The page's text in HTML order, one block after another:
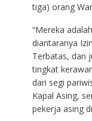
tiga) orang
“Mereka
diantaranya
Terbatas, dan
tingkat
dari segi
Kapal Asing,
pekerja asing